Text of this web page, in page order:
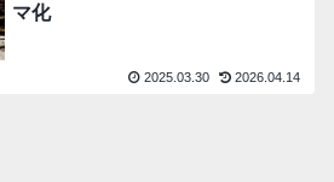
マ化
2025.03.30 2026.04.14